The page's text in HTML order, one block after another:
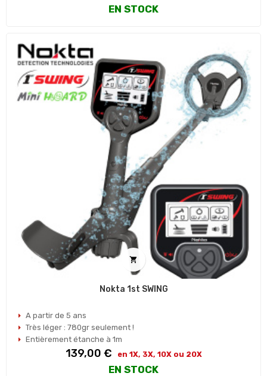
EN STOCK

Nokta 1st SWING
A partir de 5 ans
Très léger : 780gr seulement !
Entièrement étanche à 1m
Prix
139,00 € en 1X, 3X, 10X ou 20X
EN STOCK